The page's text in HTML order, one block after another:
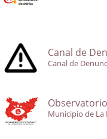
Canal de
Canal de
Municipio de La